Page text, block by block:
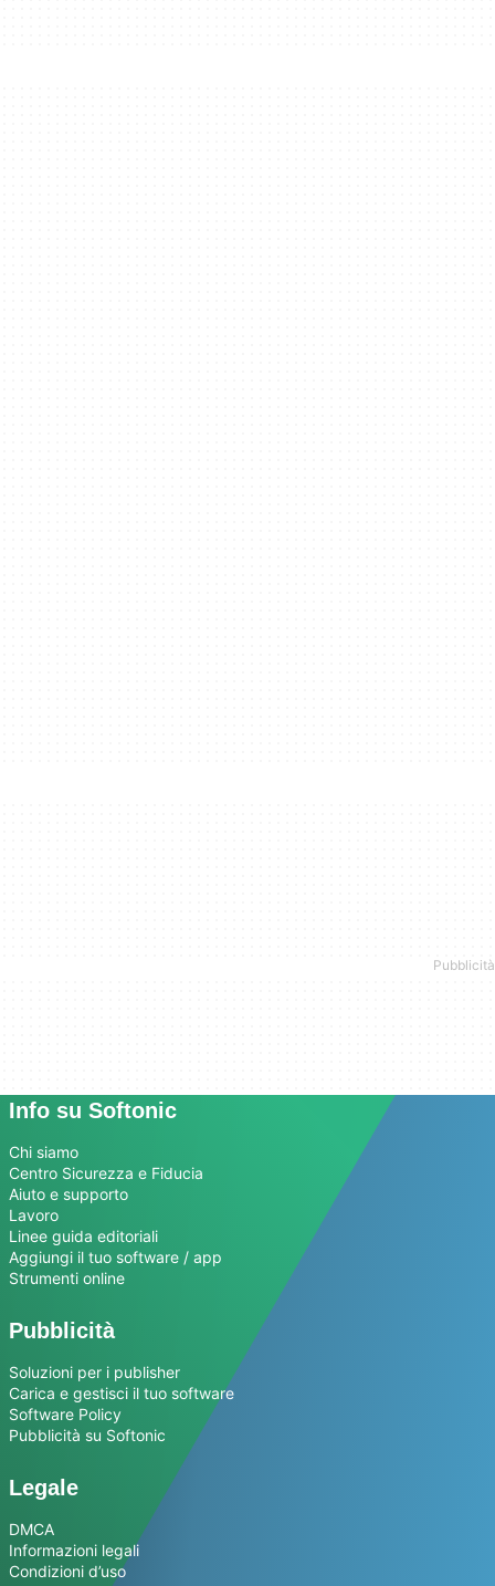
Info su Softonic
Chi siamo
Centro Sicurezza e Fiducia
Aiuto e supporto
Lavoro
Linee guida editoriali
Aggiungi il tuo software / app
Strumenti online
Pubblicità
Soluzioni per i publisher
Carica e gestisci il tuo software
Software Policy
Pubblicità su Softonic
Legale
DMCA
Informazioni legali
Condizioni d’uso